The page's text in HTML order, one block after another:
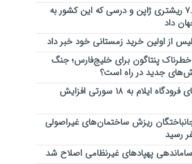
زلزله ۷.۶ ریشتری ژاپن و درسی که این کشور به
داد
از اولین خرید زمستانی خود خبر داد
خطرناک پنتاگون برای خلیج‌فارس؛ جنگ
جدید در راه است؟
پروازهای فرودگاه ایلام به ۱۸ سورتی افزایش
ریزش ساختمان‌های غیراصولی
پهپادهای غیرنظامی اصلاح شد